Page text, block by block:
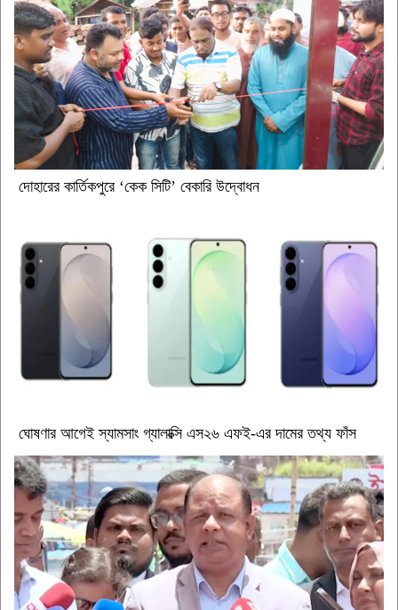
দোহারের কার্তিকপুরে ‘কেক সিটি’ বেকারি উদ্বোধন
ঘোষণার আগেই স্যামসাং গ্যালাক্সি এস২৬ এফই-এর দামের তথ্য ফাঁস